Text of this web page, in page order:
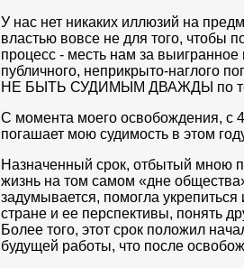
У нас нет никаких иллюзий на
властью вовсе не для того, чтобы
процесс - месть нам за
публичного, неприкрыто-наглого
НЕ БЫТЬ СУДИМЫМ ДВАЖДЫ по
С момента моего освобождения, с
погашает мою судимость в этом
Назначенный срок, отбытый мною
жизнь на том самом «дне
задумывается, помогла
стране и ее перспективы, понять
Более того, этот срок положил
будущей работы, что после